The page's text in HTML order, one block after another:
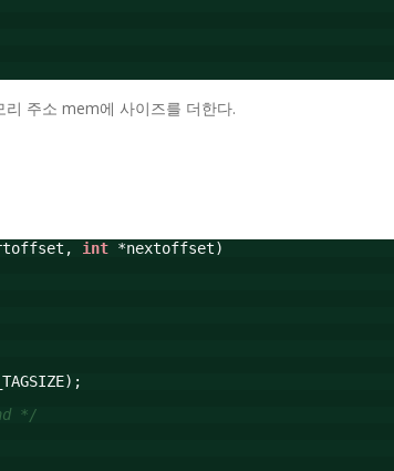
주소 mem에 사이즈를 더한다.
int *nextoffset)
*/